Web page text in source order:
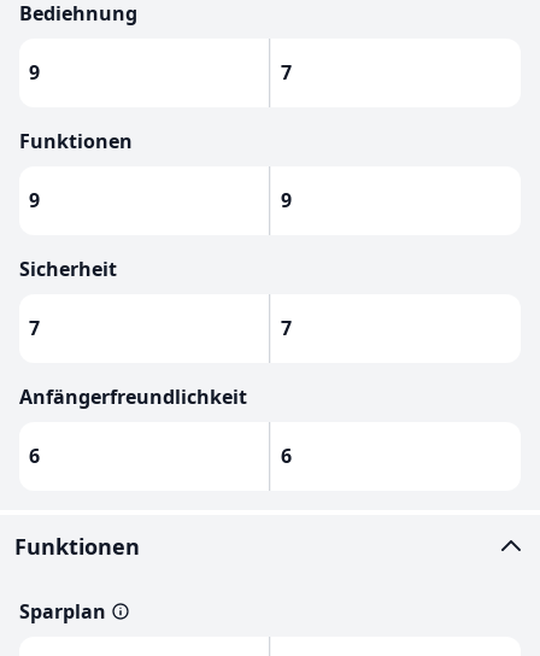
Bediehnung
9 7
Funktionen
9 9
Sicherheit
7 7
Anfängerfreundlichkeit
6 6
Funktionen
Sparplan